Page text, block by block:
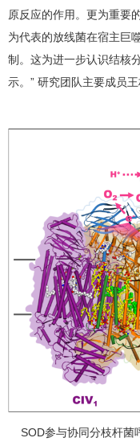
原反应的作用。更为重要
为代表的放线菌在宿主巨
制。这为进一步认识结核
示。” 研究团队主要成员
SOD参与协同分枝杆菌